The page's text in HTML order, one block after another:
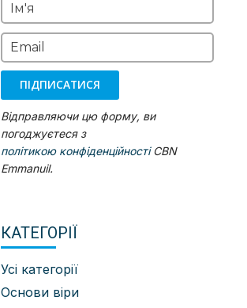
Ім'я
Email
ПІДПИСАТИСЯ
Відправляючи цю форму, ви
погоджуєтеся з
політикою конфіденційностіCBN
Emmanuil.
КАТЕГОРІЇ
Усі категорії
Основи віри